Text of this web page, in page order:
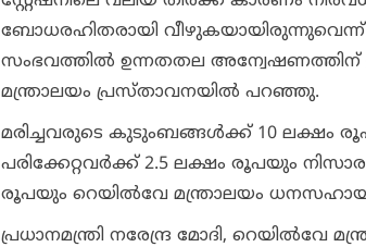
ബോധരഹിതരായി
സംഭവത്തില്‍ ഉന്നതതല അന്വേഷണത്തിന്
മന്ത്രാലയം പ്രസ്താവനയില്‍ പറഞ്ഞു.
മരിച്ചവരുടെ കുടുംബങ്ങള്‍ക്ക് 10 ലക്ഷം
പരിക്കേറ്റവര്‍ക്ക് 2.5 ലക്ഷം രൂപയും
രൂപയും റെയില്‍വേ മന്ത്രാലയം ധനസഹായം
പ്രധാനമന്ത്രി നരേന്ദ്ര മോദി, റെയില്‍വേ